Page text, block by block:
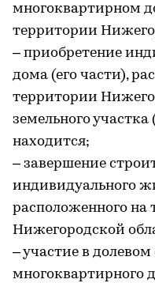
многоквартирном
территории
– приобретение
дома (его части),
территории
земельного
находится;
– завершение
индивидуального
расположенного на
Нижегородской
– участие в долевом
многоквартирного